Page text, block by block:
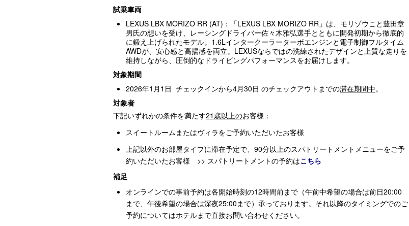
試乗車両
LEXUS LBX MORIZO RR (AT)：「LEXUS LBX MORIZO RR」は、モリゾウこと豊田章
男氏の想いを受け、レーシングドライバー佐々木雅弘選手とともに開発初期から徹底的
に鍛え上げられたモデル。1.6Lインタークーラーターボエンジンと電子制御フルタイム
AWDが、安心感と高揚感を両立。LEXUSならではの洗練されたデザインと上質な走りを
維持しながら、圧倒的なドライビングパフォーマンスをお届けします。
対象期間
2026年1月1日 チェックインから4月30日 のチェックアウトまでの滞在期間中。
対象者
下記いずれかの条件を満たす21歳以上のお客様：
スイートルームまたはヴィラをご予約いただいたお客様
上記以外のお部屋タイプに滞在予定で、90分以上のスパトリートメントメニューをご予
約いただいたお客様 >> スパトリートメントの予約はこちら
補足
オンラインでの事前予約は各開始時刻の12時間前まで（午前中希望の場合は前日20:00
まで、午後希望の場合は深夜25:00まで）承っております。それ以降のタイミングでのご
予約についてはホテルまで直接お問い合わせください。